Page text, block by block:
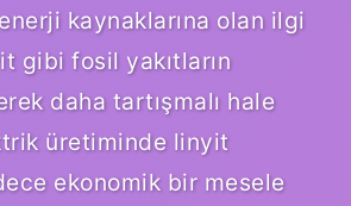
kaynaklarına olan ilgi
gibi fosil yakıtların
daha tartışmalı hale
üretiminde linyit
ekonomik bir mesele